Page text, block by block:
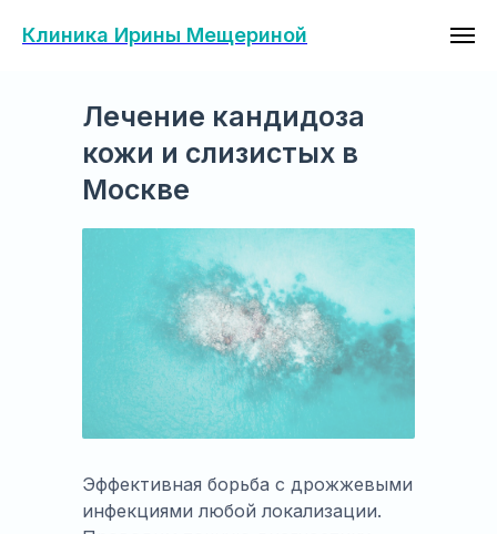
Клиника Ирины Мещериной
Лечение кандидоза
кожи и слизистых в
Москве
Эффективная борьба с дрожжевыми
инфекциями любой локализации.